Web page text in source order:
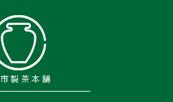
製茶本舗